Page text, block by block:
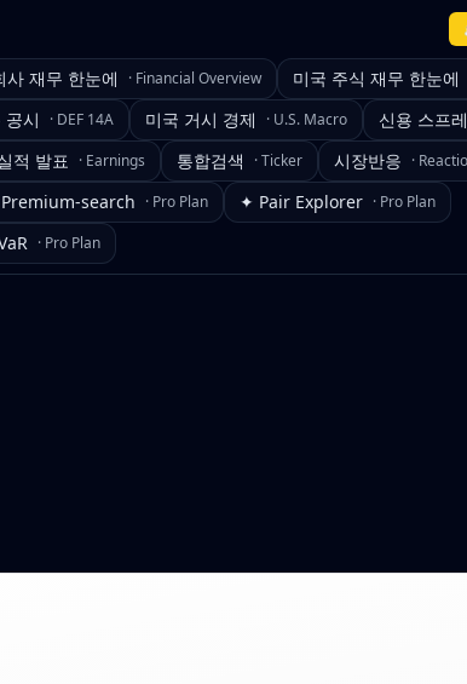
사 재무 한눈에 · Financial Overview 미국 주식 재무 한눈에
공시 · DEF 14A 미국 거시 경제 · U.S. Macro 신용 스프
적 발표 · Earnings 통합검색 ·Ticker 시장반응 ·
search · Pro Plan ✦ Pair Explorer · Pro Plan
· Pro Plan